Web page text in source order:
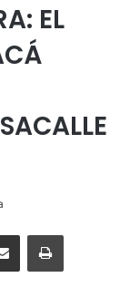
EL
Enviar vía email Imprimir